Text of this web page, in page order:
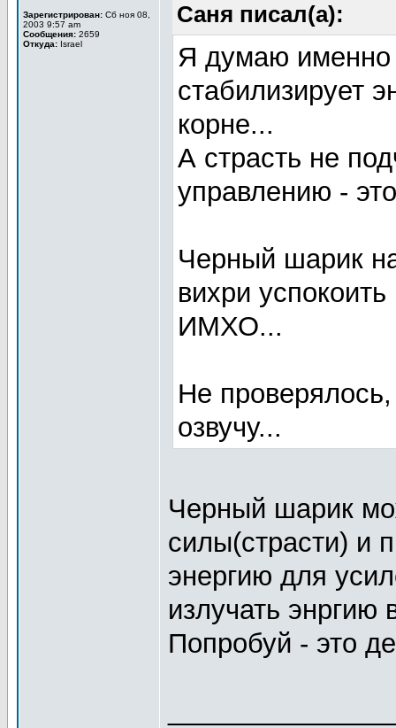
Зарегистрирован: Сб ноя 08,
2003 9:57 am
Сообщения: 2659
Откуда: Israel
Саня писал(а):
Я думаю именно
стабилизирует
корне...
А страсть не
управлению -
Черный шарик
вихри успокоить
ИМХО...
Не
озвучу...
Черный шарик
силы(страсти) и
энергию для
излучать энргию
Попробуй - это